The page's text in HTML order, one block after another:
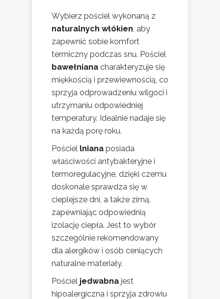
Wybierz pościel wykonaną z
naturalnych włókien, aby
zapewnić sobie komfort
termiczny podczas snu. Pościel
bawełniana charakteryzuje się
miękkością i przewiewnością, co
sprzyja odprowadzeniu wilgoci i
utrzymaniu odpowiedniej
temperatury. Idealnie nadaje się
na każdą porę roku.
Pościel lniana posiada
właściwości antybakteryjne i
termoregulacyjne, dzięki czemu
doskonale sprawdza się w
cieplejsze dni, a także zimą,
zapewniając odpowiednią
izolację ciepła. Jest to wybór
szczególnie rekomendowany
dla alergików i osób ceniących
naturalne materiały.
Pościel jedwabna jest
hipoalergiczna i sprzyja zdrowiu